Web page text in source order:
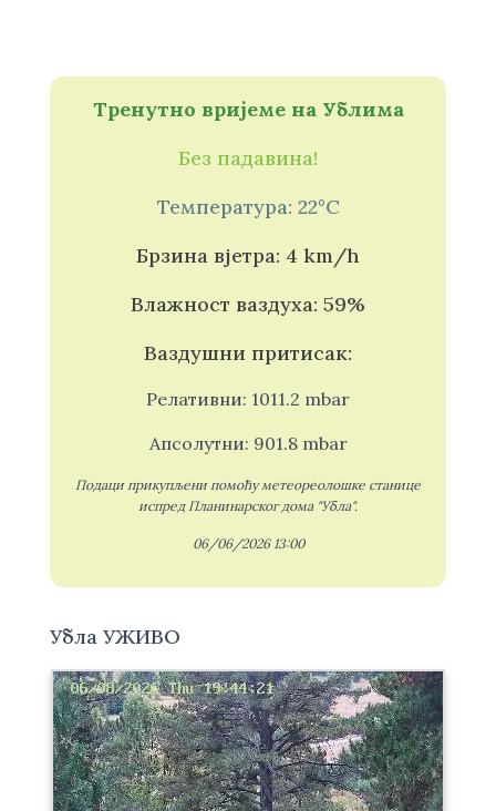
Тренутно вријеме на Ублима
Без падавина!
Температура: 22°C
Брзина вјетра: 4 km/h
Влажност ваздуха: 59%
Ваздушни притисак:
Релативни: 1011.2 mbar
Апсолутни: 901.8 mbar
Подаци прикупљени помоћу метеореолошке станице
испред Планинарског дома "Убла".
06/06/2026 13:00
Убла УЖИВО